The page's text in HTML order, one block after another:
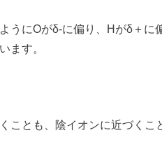
うにOがδ-に偏り、Hがδ＋
ます。
ことも、陰イオンに近づくこ